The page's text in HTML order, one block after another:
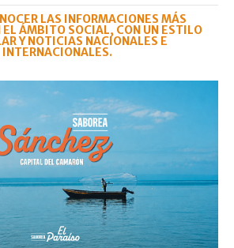
LAS INFORMACIONES MÁS
EL ÁMBITO SOCIAL, CON UN ESTILO
Y NOTICIAS NACIONALES E
INTERNACIONALES.